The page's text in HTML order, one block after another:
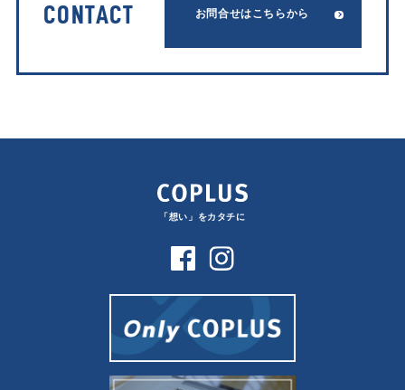
CONTACT お問合せはこちらから
「想い」をカタチに